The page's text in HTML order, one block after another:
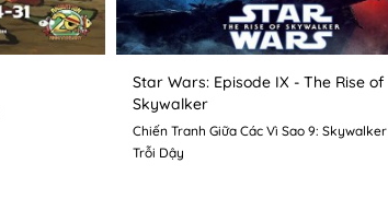
Star Wars: Episode IX - The Rise of
Skywalker
Chiến Tranh Giữa Các Vì Sao 9: Skywalker
Trỗi Dậy